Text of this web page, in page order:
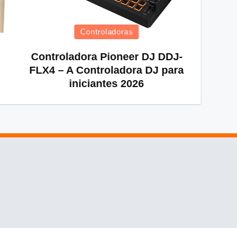
Posted
Controladoras
Controladora Pioneer DJ DDJ-
FLX4 – A Controladora DJ para
iniciantes 2026